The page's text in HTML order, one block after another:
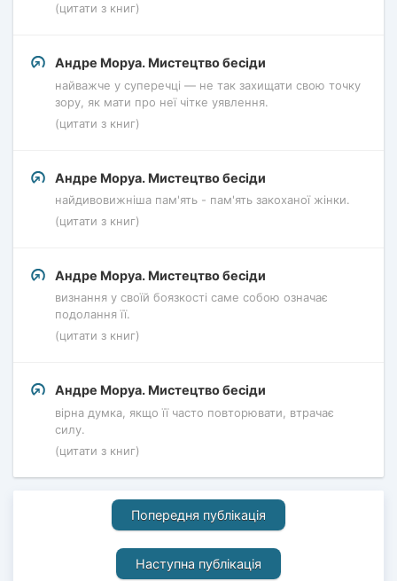
(цитати з книг)
Андре Моруа. Мистецтво бесіди
найважче у суперечці — не так захищати свою точку
зору, як мати про неї чітке уявлення.
(цитати з книг)
Андре Моруа. Мистецтво бесіди
найдивовижніша пам'ять - пам'ять закоханої жінки.
(цитати з книг)
Андре Моруа. Мистецтво бесіди
визнання у своїй боязкості саме собою означає
подолання її.
(цитати з книг)
Андре Моруа. Мистецтво бесіди
вірна думка, якщо її часто повторювати, втрачає
силу.
(цитати з книг)
Попередня публікація
Наступна публікація